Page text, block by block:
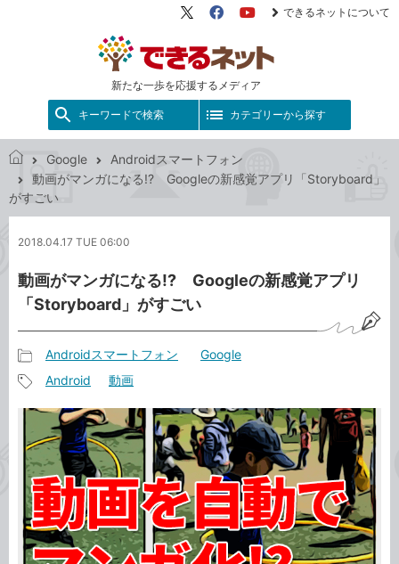
新たな一歩を応援するメディア
X（旧
FacebookYouTube
できるネットについて
キーワードで検索 カテゴリーから探す
で
き
ッ
Google
Androidスマートフォン
動画がマンガになる!? Googleの新感覚アプリ「Storyboard」
がすごい
2018.04.17 TUE 06:00
動画がマンガになる!? Googleの新感覚アプリ
「Storyboard」がすごい
事
カ
テ
ゴ
リ
Androidスマートフォン Google
事
タ
グ
Android 動画